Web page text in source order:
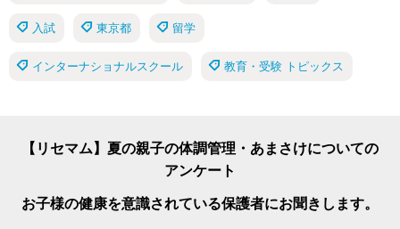
入試 東京都 留学
インターナショナルスクール 教育・受験 トピックス
【リセマム】夏の親子の体調管理・あまさけについての
アンケート
お子様の健康を意識されている保護者にお聞きします。